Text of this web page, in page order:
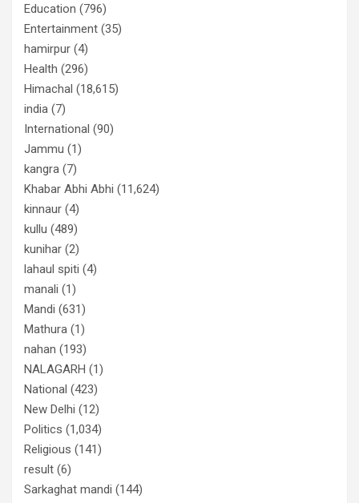
Education (796)
Entertainment (35)
hamirpur (4)
Health (296)
Himachal (18,615)
india (7)
International (90)
Jammu (1)
kangra (7)
Khabar Abhi Abhi (11,624)
kinnaur (4)
kullu (489)
kunihar (2)
lahaul spiti (4)
manali (1)
Mandi (631)
Mathura (1)
nahan (193)
NALAGARH (1)
National (423)
New Delhi (12)
Politics (1,034)
Religious (141)
result (6)
Sarkaghat mandi (144)